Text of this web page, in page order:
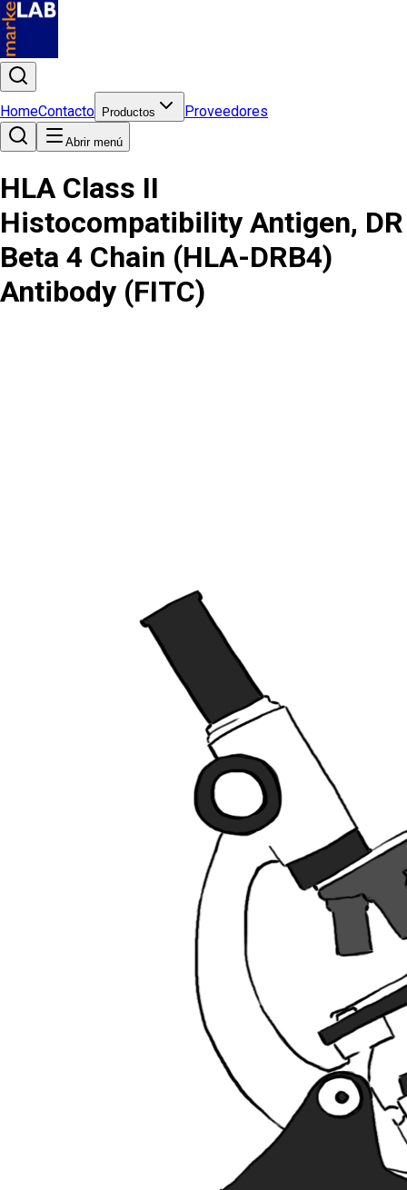
HomeContacto Productos Proveedores
Abrir menú
HLA Class II
Histocompatibility Antigen, DR
Beta 4 Chain (HLA-DRB4)
Antibody (FITC)